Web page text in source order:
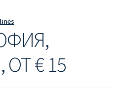
ОСТРАВА, ПАРДУБИЦЕ,
€ 15